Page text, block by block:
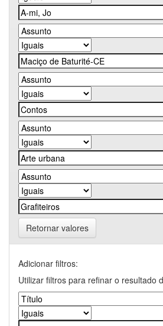
Retornar valores
Adicionar filtros:
Utilizar filtros para refinar o resultado